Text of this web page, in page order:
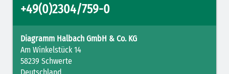
+49(0)2304/759-0
Diagramm Halbach GmbH & Co. KG
Am Winkelstück 14
58239 Schwerte